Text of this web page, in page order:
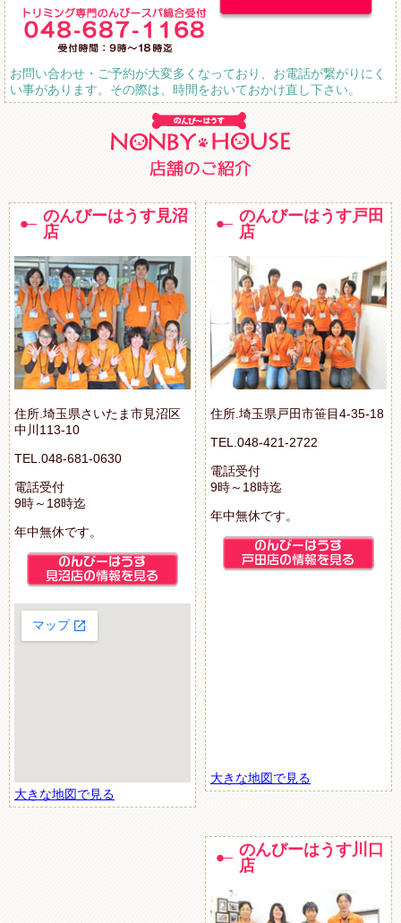
お問い合わせ・ご予約が大変多くなっており、お電話が繋がりにく
い事があります。その際は、時間をおいておかけ直し下さい。
のんびーはうす見沼
店
住所.埼玉県さいたま市見沼区
中川113-10
TEL.048-681-0630
電話受付
9時～18時迄
年中無休です。
大きな地図で見る
のんびーはうす戸田
店
住所.埼玉県戸田市笹目4-35-18
TEL.048-421-2722
電話受付
9時～18時迄
年中無休です。
大きな地図で見る
のんびーはうす川口
店